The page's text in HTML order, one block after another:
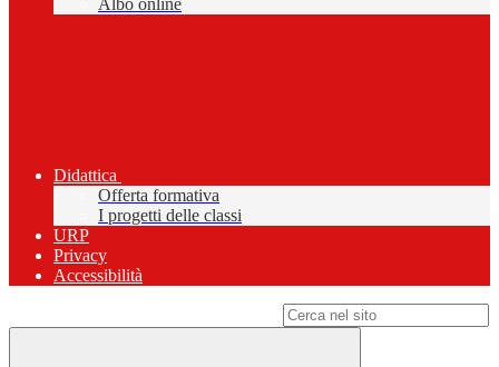
Albo online
Didattica
Offerta formativa
I progetti delle classi
URP
Privacy
Accessibilità